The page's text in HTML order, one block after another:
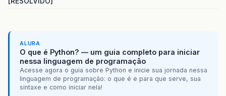
ALURA
O que é Python? — um guia completo para iniciar
nessa linguagem de programação
Acesse agora o guia sobre Python e inicie sua jornada nessa
linguagem de programação: o que é e para que serve, sua
sintaxe e como iniciar nela!